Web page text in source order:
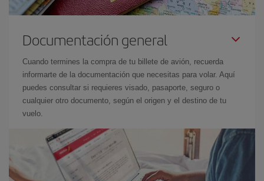
Documentación general
Cuando termines la compra de tu billete de avión, recuerda
informarte de la documentación que necesitas para volar. Aquí
puedes consultar si requieres visado, pasaporte, seguro o
cualquier otro documento, según el origen y el destino de tu
vuelo.